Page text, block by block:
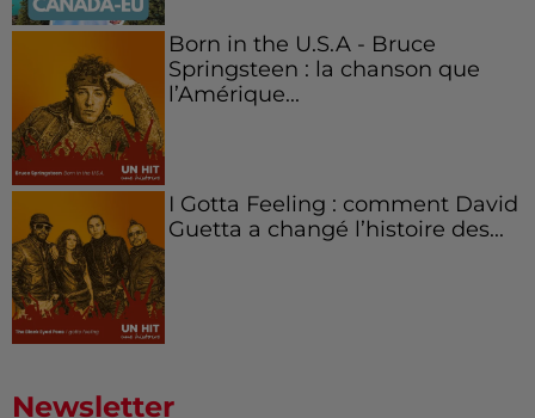
Born in the U.S.A - Bruce
Springsteen : la chanson que
l’Amérique...
I Gotta Feeling : comment David
Guetta a changé l’histoire des...
Newsletter